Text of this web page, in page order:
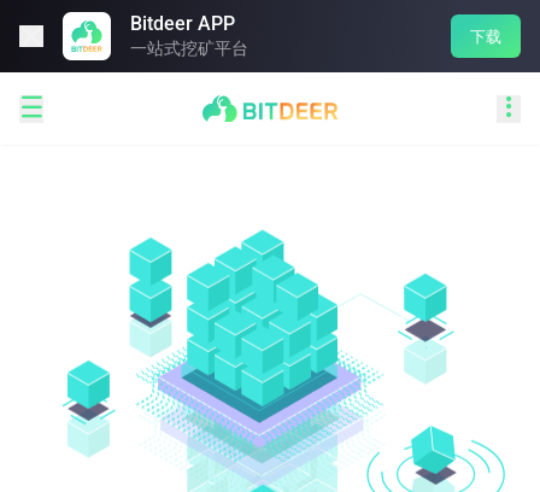
Bitdeer APP
一站式挖矿平台
下载
 